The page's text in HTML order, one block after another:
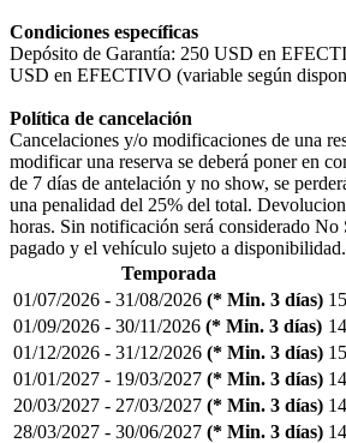
Condiciones específicas
Depósito de Garantía: 250 USD en
USD en EFECTIVO (variable según
Política de cancelación
Cancelaciones y/o modificaciones de una
modificar una reserva se deberá poner en
de 7 días de antelación y no show, se
una penalidad del 25% del total.
horas. Sin notificación será considerado
pagado y el vehículo sujeto a disponibilidad.
Temporada
01/07/2026 - 31/08/2026 (* Min. 3 días)
01/09/2026 - 30/11/2026 (* Min. 3 días)
01/12/2026 - 31/12/2026 (* Min. 3 días)
01/01/2027 - 19/03/2027 (* Min. 3 días)
20/03/2027 - 27/03/2027 (* Min. 3 días)
28/03/2027 - 30/06/2027 (* Min. 3 días)